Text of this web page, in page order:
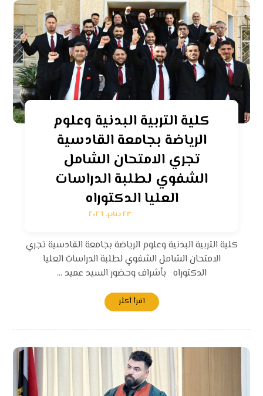
كلية التربية البدنية وعلوم
الرياضة بجامعة القادسية
تجري الامتحان الشامل
الشفوي لطلبة الدراسات
العليا الدكتوراه
٢٣ يناير، ٢٠٢٦
كلية التربية البدنية وعلوم الرياضة بجامعة القادسية تجري
الامتحان الشامل الشفوي لطلبة الدراسات العليا
الدكتوراه بأشراف وحضور السيد عميد ...
اقرأ أكثر